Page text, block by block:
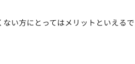
い方にとってはメリットといえるで